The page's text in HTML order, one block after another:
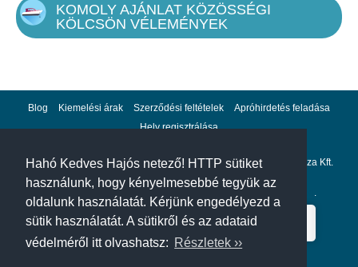
Hahó Kedves Hajós netező! HTTP sütiket
használunk, hogy kényelmesebbé tegyük az
oldalunk használatát. Kérjünk engedélyezd a
sütik használatát. A sütikről és az adataid
védelméről itt olvashatsz: Részletek ››
KOMOLY AJÁNLAT KÖZÖSSÉGI
KÖLCSÖN VÉLEMÉNYEK
Blog Kiemelési árak Szerződési feltételek
Apróhirdetés feladása
Hely regisztrálása
Adatvédelem Impresszum A hahohajo.hu kiadója a GlobalPlaza Kft.
A hahohajo.hu online bankkártyás fizetési partnere az .